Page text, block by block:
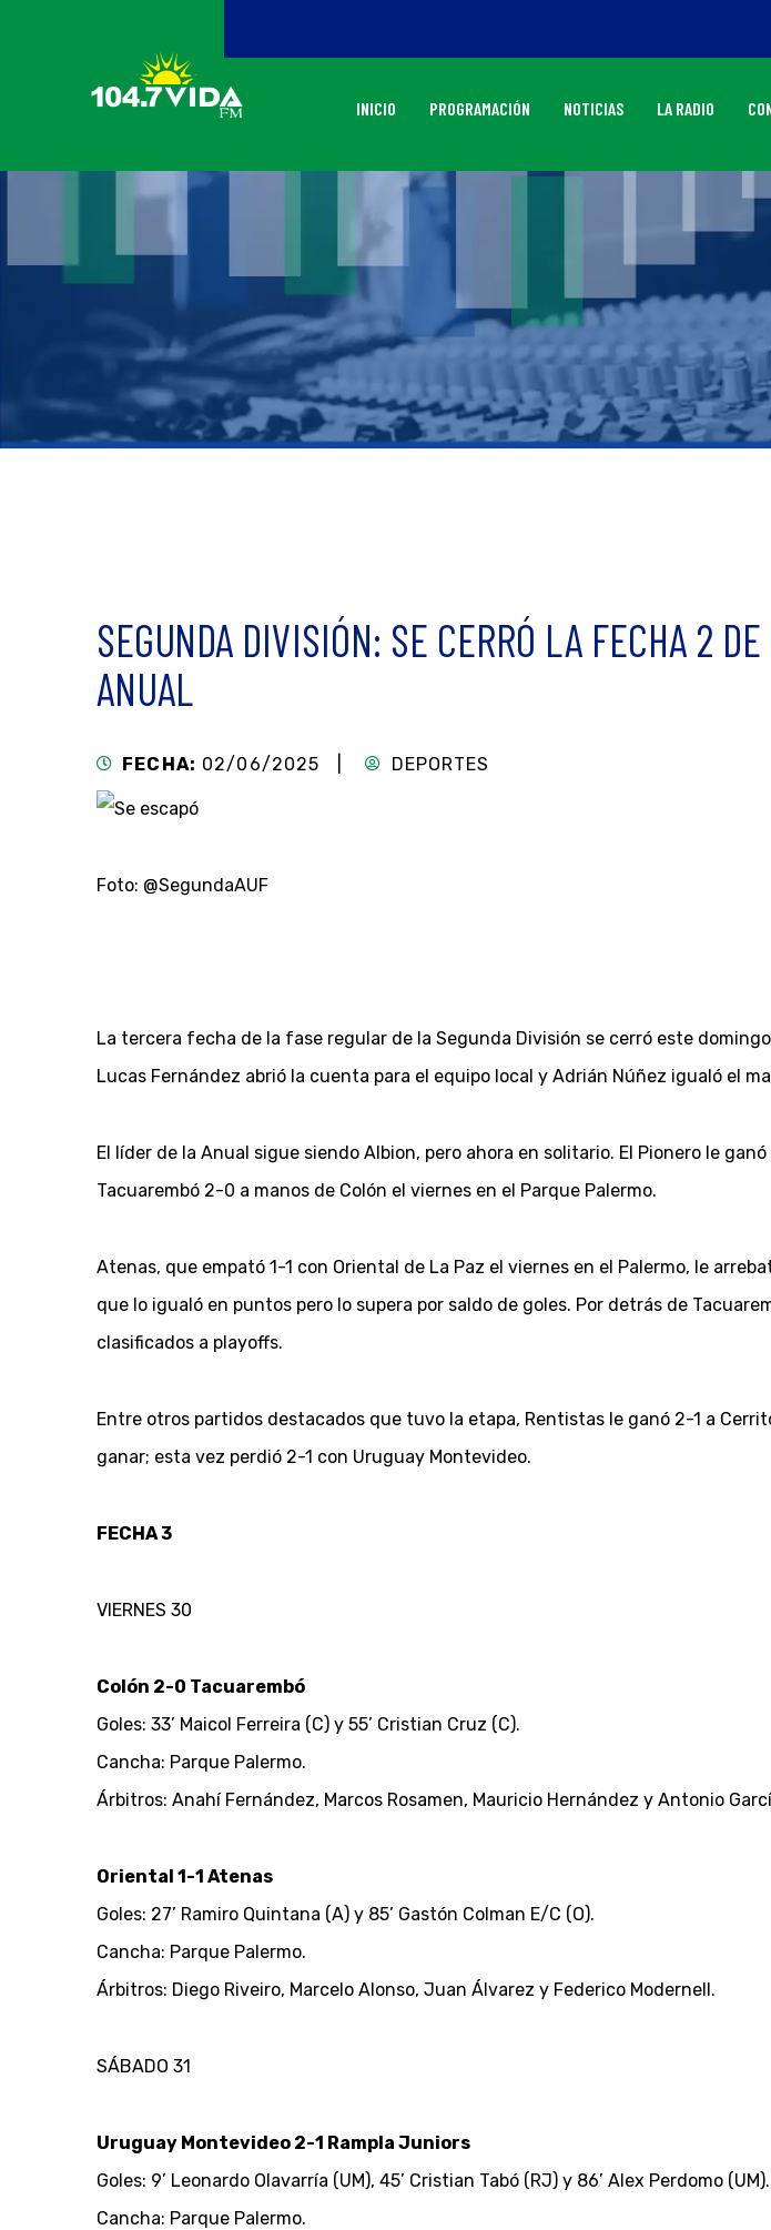
INICIO PROGRAMACIÓN NOTICIAS LA RADIO
SEGUNDA DIVISIÓN: SE CERRÓ LA FECHA 2
ANUAL
FECHA: 02/06/2025 | DEPORTES
Foto: @SegundaAUF
La tercera fecha de la fase regular de la Segunda División se cerró este
Lucas Fernández abrió la cuenta para el equipo local y Adrián Núñez igualó el
El líder de la Anual sigue siendo Albion, pero ahora en solitario. El Pionero le
Tacuarembó 2-0 a manos de Colón el viernes en el Parque Palermo.
Atenas, que empató 1-1 con Oriental de La Paz el viernes en el Palermo, le
que lo igualó en puntos pero lo supera por saldo de goles. Por detrás de
clasificados a playoffs.
Entre otros partidos destacados que tuvo la etapa, Rentistas le ganó 2-1 a
ganar; esta vez perdió 2-1 con Uruguay Montevideo.
FECHA 3
VIERNES 30
Colón 2-0 Tacuarembó
Goles: 33’ Maicol Ferreira (C) y 55’ Cristian Cruz (C).
Cancha: Parque Palermo.
Árbitros: Anahí Fernández, Marcos Rosamen, Mauricio Hernández y Antonio
Oriental 1-1 Atenas
Goles: 27’ Ramiro Quintana (A) y 85’ Gastón Colman E/C (O).
Cancha: Parque Palermo.
Árbitros: Diego Riveiro, Marcelo Alonso, Juan Álvarez y Federico Modernell.
SÁBADO 31
Uruguay Montevideo 2-1 Rampla Juniors
Goles: 9’ Leonardo Olavarría (UM), 45’ Cristian Tabó (RJ) y 86’ Alex Perdomo (UM).
Cancha: Parque Palermo.